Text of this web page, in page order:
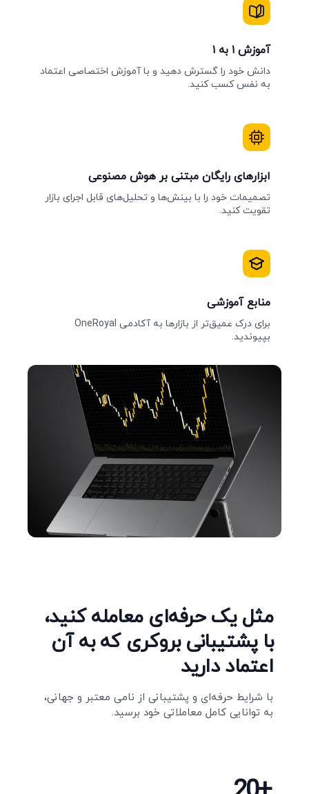
آموزش ۱ به ۱
دانش خود را گسترش دهید و با آموزش اختصاصی اعتماد
به نفس کسب کنید.
ابزارهای رایگان مبتنی بر هوش مصنوعی
تصمیمات خود را با بینش‌ها و تحلیل‌های قابل اجرای بازار
تقویت کنید.
منابع آموزشی
برای درک عمیق‌تر از بازارها به آکادمی OneRoyal
بپیوندید.
مثل یک حرفه‌ای معامله کنید،
با پشتیبانی بروکری که به آن
اعتماد دارید
با شرایط حرفه‌ای و پشتیبانی از نامی معتبر و جهانی،
به توانایی کامل معاملاتی خود برسید.